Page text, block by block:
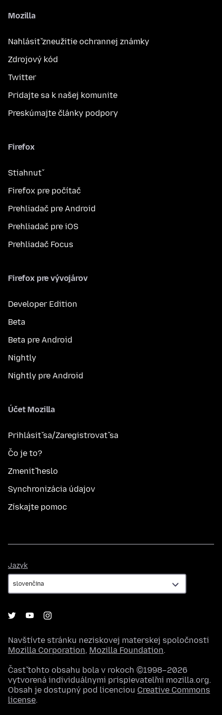
Mozilla
Nahlásiť zneužitie ochrannej známky
Zdrojový kód
Twitter
Pridajte sa k našej komunite
Preskúmajte články podpory
Firefox
Stiahnuť
Firefox pre počítač
Prehliadač pre Android
Prehliadač pre iOS
Prehliadač Focus
Firefox pre vývojárov
Developer Edition
Beta
Beta pre Android
Nightly
Nightly pre Android
Účet Mozilla
Prihlásiť sa/Zaregistrovať sa
Čo je to?
Zmeniť heslo
Synchronizácia údajov
Získajte pomoc
Jazyk
Navštívte stránku neziskovej materskej spoločnosti
Mozilla Corporation, Mozilla Foundation.
Časť tohto obsahu bola v rokoch ©1998–2026
vytvorená individuálnymi prispievateľmi mozilla.org.
Obsah je dostupný pod licenciou Creative Commons
license.